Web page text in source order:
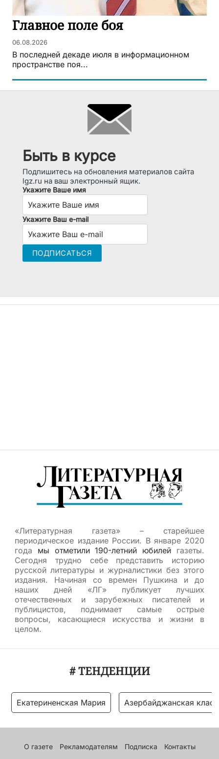
Главное поле боя
06.08.2026
В последней декаде июля в информационном
пространстве поя...
Быть в курсе
Подпишитесь на обновления материалов сайта
lgz.ru на ваш электронный ящик.
Укажите Ваше имя
Укажите Ваш e-mail
«Литературная газета» – старейшее
периодическое издание России. В январе 2020
года мы отметили 190-летний юбилей газеты.
Сегодня трудно себе представить историю
русской литературы и журналистики без этого
издания. Начиная со времен Пушкина и до
наших дней «ЛГ» публикует лучших
отечественных и зарубежных писателей и
публицистов, поднимает самые острые
вопросы, касающиеся искусства и жизни в
целом.
# ТЕНДЕНЦИИ
Екатериненская Мария Азербайджанская
О газете Рекламодателям Подписка Контакты